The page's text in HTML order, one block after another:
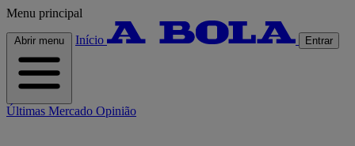
Menu principal
Abrir menu Início Entrar
Últimas Mercado Opinião